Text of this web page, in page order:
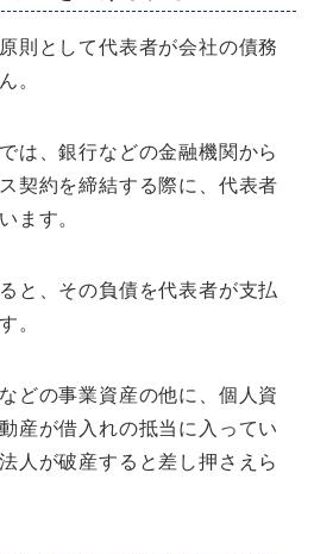
則として代表者が会社の債務
。
は、銀行などの金融機関から
契約を締結する際に、代表者
ます。
と、その負債を代表者が支払
。
どの事業資産の他に、個人資
産が借入れの抵当に入ってい
人が破産すると差し押さえら